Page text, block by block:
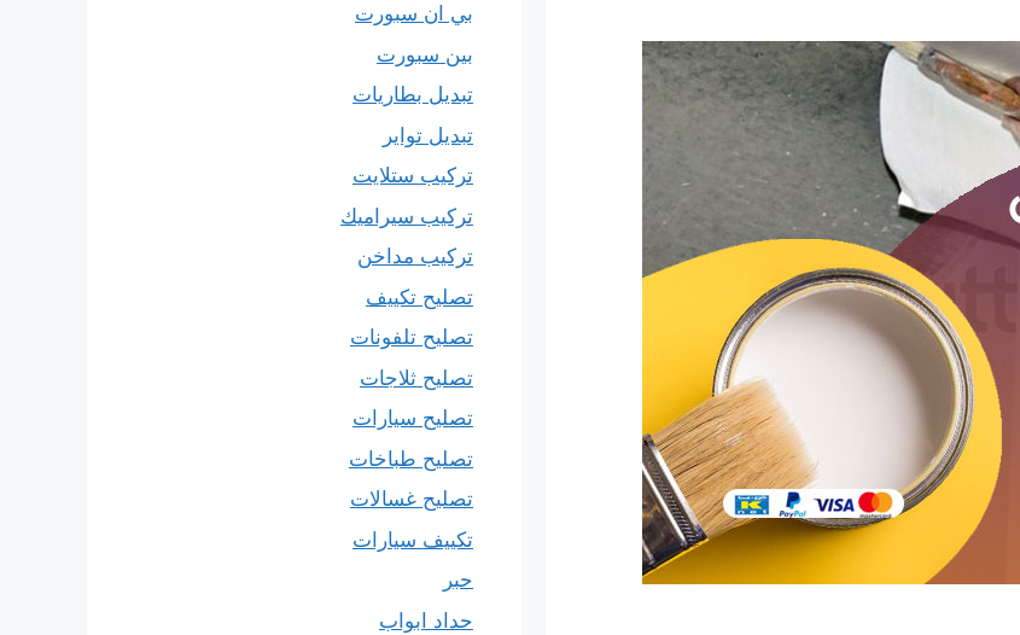
بي ان سبورت
بين سبورت
تبديل بطاريات
تبديل تواير
تركيب ستلايت
تركيب سيراميك
تركيب مداخن
تصليح تكييف
تصليح تلفونات
تصليح ثلاجات
تصليح سيارات
تصليح طباخات
تصليح غسالات
تكييف سيارات
حبر
حداد ابواب